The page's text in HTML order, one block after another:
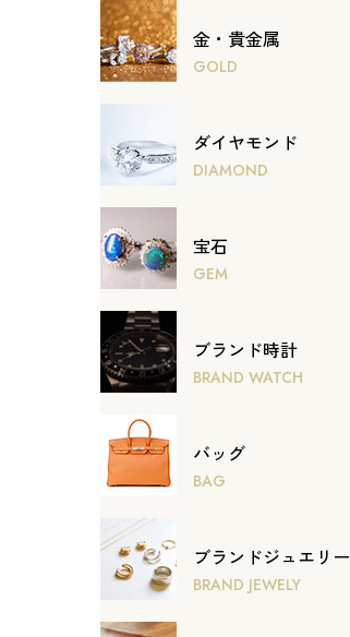
金・貴金属
GOLD
ダイヤモンド
DIAMOND
宝石
GEM
ブランド時計
BRAND WATCH
バッグ
BAG
ブランドジュエリー
BRAND JEWELY